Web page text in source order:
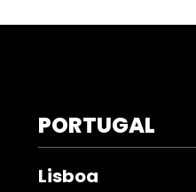
PORTUGAL
Lisboa